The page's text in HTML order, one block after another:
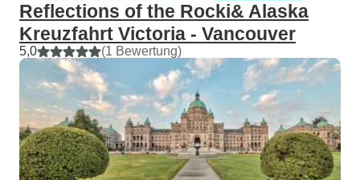
Reflections of the Rocki& Alaska
Kreuzfahrt Victoria - Vancouver
5,0 (1 Bewertung)